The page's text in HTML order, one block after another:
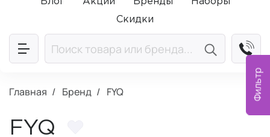
Фильтр
Скидки
Главная Бренд FYQ
FYQ